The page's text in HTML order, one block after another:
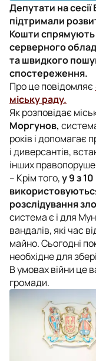
Депутати на сесії
підтримали
Кошти
серверного
та швидкого
спостереження.
Про це повідомляє
міську раду.
Як розповідає
Моргунов,
років і допомагає
і диверсантів,
інших
– Крім того,у 9 з
розслідування
система є і для
вандалів, які час
майно. Сьогодні
необхідне для
В умовах війни це
громади.